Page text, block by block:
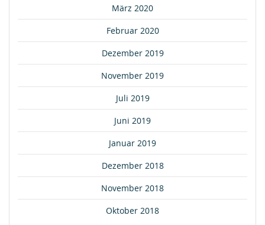
März 2020
Februar 2020
Dezember 2019
November 2019
Juli 2019
Juni 2019
Januar 2019
Dezember 2018
November 2018
Oktober 2018